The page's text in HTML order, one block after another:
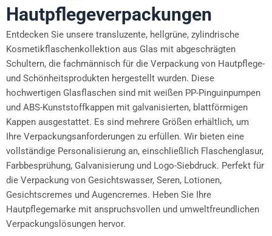
Hautpflegeverpackungen
Entdecken Sie unsere transluzente, hellgrüne, zylindrische
Kosmetikflaschenkollektion aus Glas mit abgeschrägten
Schultern, die fachmännisch für die Verpackung von Hautpflege-
und Schönheitsprodukten hergestellt wurden. Diese
hochwertigen Glasflaschen sind mit weißen PP-Pinguinpumpen
und ABS-Kunststoffkappen mit galvanisierten, blattförmigen
Kappen ausgestattet. Es sind mehrere Größen erhältlich, um
Ihre Verpackungsanforderungen zu erfüllen. Wir bieten eine
vollständige Personalisierung an, einschließlich Flaschenglasur,
Farbbesprühung, Galvanisierung und Logo-Siebdruck. Perfekt für
die Verpackung von Gesichtswasser, Seren, Lotionen,
Gesichtscremes und Augencremes. Heben Sie Ihre
Hautpflegemarke mit anspruchsvollen und umweltfreundlichen
Verpackungslösungen hervor.